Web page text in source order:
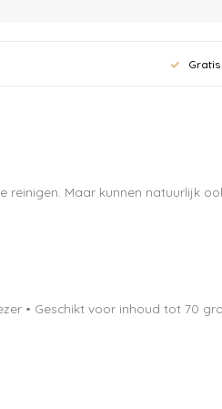
reinigen. Maar kunnen natuurlijk
• Geschikt voor inhoud tot 70